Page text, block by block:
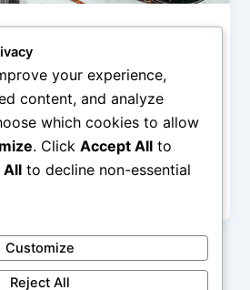
Hidup Sehat lewat
Hidup Sehat lewat Nutrisi –
terdengar seperti perubahan
Banyak […]
your experience,
content, and analyze
which cookies to allow
. Click Accept All to
All to decline non-essential
Customize
Reject All